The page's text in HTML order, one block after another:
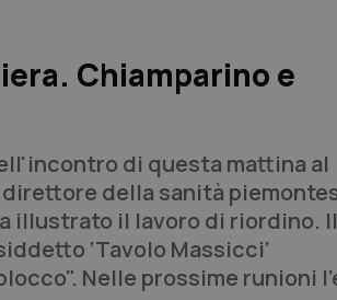
Chiamparino e
di questa mattina al
della sanità
illustrato il lavoro di riordino. Il
‘Tavolo Massicci’
Nelle prossime runioni